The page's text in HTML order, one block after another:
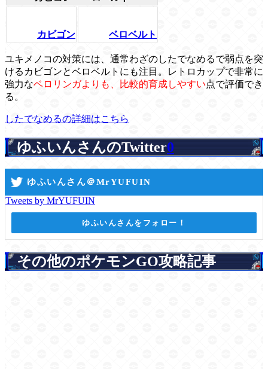
カビゴン ベロベルト
ユキメノコの対策には、通常わざのしたでなめるで弱点を突
けるカビゴンとベロベルトにも注目。レトロカップで非常に
強力なベロリンガよりも、比較的育成しやすい点で評価でき
る。
したでなめるの詳細はこちら
ゆふいんさんのTwitter0
ゆふいんさん＠MrYUFUIN
Tweets by MrYUFUIN
ゆふいんさんをフォロー！
その他のポケモンGO攻略記事